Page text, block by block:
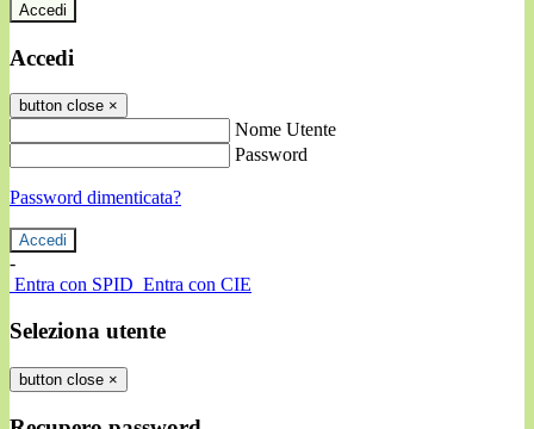
Accedi
Accedi
button close ×
Nome Utente
Password
Password dimenticata?
-
Entra con SPID Entra con CIE
Seleziona utente
button close ×